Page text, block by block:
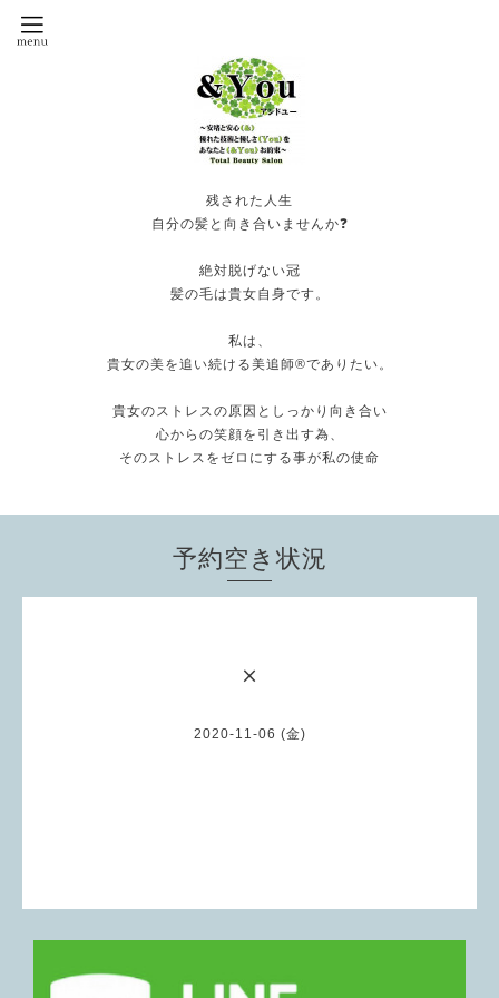
残された人生
自分の髪と向き合いませんか❓
絶対脱げない冠
髪の毛は貴女自身です。
私は、
貴女の美を追い続ける美追師®️でありたい。
貴女のストレスの原因としっかり向き合い
心からの笑顔を引き出す為、
そのストレスをゼロにする事が私の使命
予約空き状況
×
2020-11-06 (金)